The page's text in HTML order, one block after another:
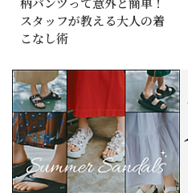
スタッフが教える大人の着
こなし術